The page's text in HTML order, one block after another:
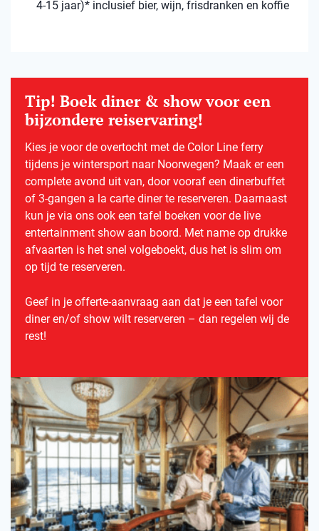
4-15 jaar)* inclusief bier, wijn, frisdranken en koffie
Tip! Boek diner & show voor een
bijzondere reiservaring!
Kies je voor de overtocht met de Color Line ferry
tijdens je wintersport naar Noorwegen? Maak er een
complete avond uit van, door vooraf een dinerbuffet
of 3-gangen a la carte diner te reserveren. Daarnaast
kun je via ons ook een tafel boeken voor de live
entertainment show aan boord. Met name op drukke
afvaarten is het snel volgeboekt, dus het is slim om
op tijd te reserveren.
Geef in je offerte-aanvraag aan dat je een tafel voor
diner en/of show wilt reserveren – dan regelen wij de
rest!